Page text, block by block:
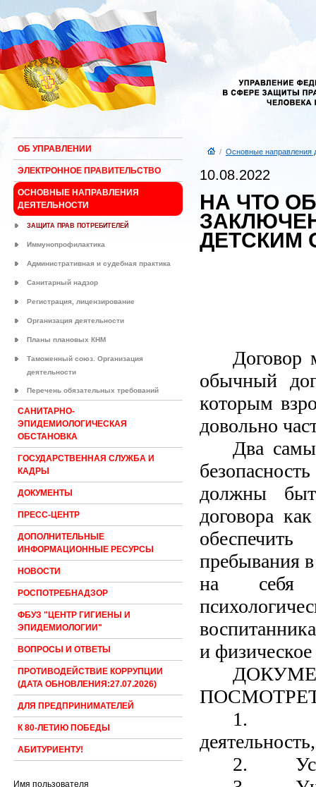
ОБ УПРАВЛЕНИИ
ЭЛЕКТРОННОЕ ПРАВИТЕЛЬСТВО
ОСНОВНЫЕ НАПРАВЛЕНИЯ
ДЕЯТЕЛЬНОСТИ
ЗАЩИТА ПРАВ ПОТРЕБИТЕЛЕЙ
Иммунопрофилактика
Административная и судебная практика
Санитарный надзор
Регистрация, лицензирование
Организация деятельности
Планы плановых КНМ
Таможенный союз. Организация
деятельности
Перечень обязательных требований
САНИТАРНО-
ЭПИДЕМИОЛОГИЧЕСКАЯ
ОБСТАНОВКА
ГОСУДАРСТВЕННАЯ СЛУЖБА И
КАДРЫ
ДОКУМЕНТЫ
ПРЕСС-ЦЕНТР
ДОПОЛНИТЕЛЬНЫЕ
ИНФОРМАЦИОННЫЕ РЕСУРСЫ
НОВОСТИ
РОСПОТРЕБНАДЗОР
ФБУЗ "ЦЕНТР ГИГИЕНЫ И
ЭПИДЕМИОЛОГИИ"
ВОПРОСЫ И ОТВЕТЫ
ПРОТИВОДЕЙСТВИЕ КОРРУПЦИИ
(ДАТА ОБНОВЛЕНИЯ:27.07.2026)
ДЛЯ ПРЕДПРИНИМАТЕЛЕЙ
К 80-ЛЕТИЮ ПОБЕДЫ
АБИТУРИЕНТУ!
Имя пользователя
/ Основные направления
10.08.2022
НА ЧТО
ДЕТСКИМ
Договор
обычный
которым
довольно
Два
должны
договора
пребывания
на себя
и физическое
1.
деятельность,
2.